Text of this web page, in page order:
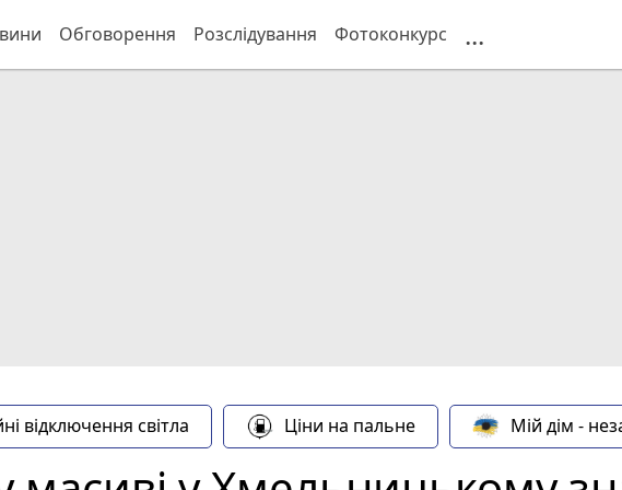
Обговорення Розслідування Фотоконкурс ...
відключення світла Ціни на пальне Мій дім -